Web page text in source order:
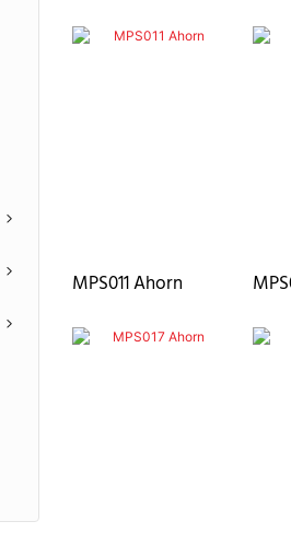
MPS011 Ahorn